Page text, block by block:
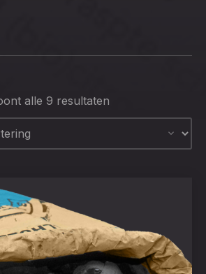
alle 9 resultaten